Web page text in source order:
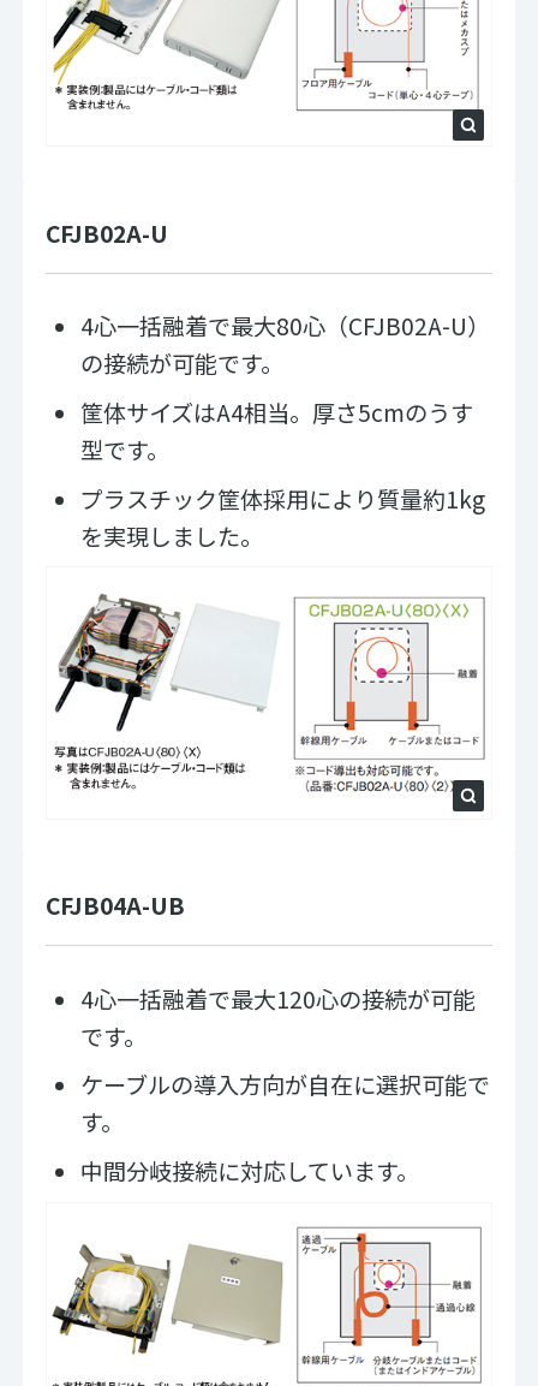
CFJB02A-U
4心一括融着で最大80心（CFJB02A-U）
の接続が可能です。
筐体サイズはA4相当。厚さ5cmのうす
型です。
プラスチック筐体採用により質量約1kg
を実現しました。
CFJB04A-UB
4心一括融着で最大120心の接続が可能
です。
ケーブルの導入方向が自在に選択可能で
す。
中間分岐接続に対応しています。